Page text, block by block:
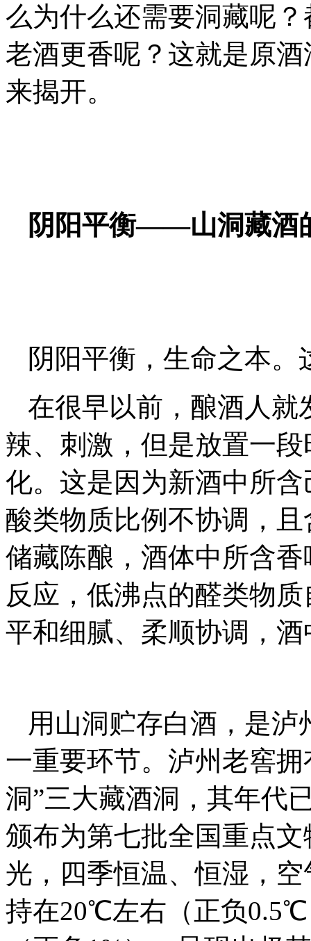
么为什么还需要洞藏呢
老酒更香呢？这就是原
来揭开。
阴阳平衡——山洞藏酒
阴阳平衡，生命之本
在很早以前，酿酒人就
辣、刺激，但是放置一
化。这是因为新酒中所
酸类物质比例不协调，
储藏陈酿，酒体中所含
反应，低沸点的醛类物
平和细腻、柔顺协调，
用山洞贮存白酒，是
一重要环节。泸州老窖拥
洞”三大藏酒洞，其年代
颁布为第七批全国重点
光，四季恒温、恒湿，
持在20℃左右（正负0.5℃